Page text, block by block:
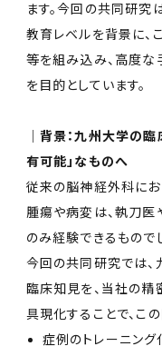
ます。今回の共同研究
教育レベルを背景に、
等を組み込み、高度な
を目的としています。
│背景：九州大学の臨
有可能」なものへ
従来の脳神経外科に
腫瘍や病変は、執刀医
のみ経験できるもので
今回の共同研究では
臨床知見を、当社の
具現化することで、こ
症例のトレーニング